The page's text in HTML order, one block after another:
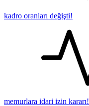
kadro oranları değişti!
memurlara idari izin kararı!